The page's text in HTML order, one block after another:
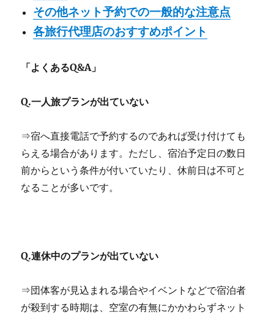
その他ネット予約での一般的な注意点
各旅行代理店のおすすめポイント
「よくあるQ&A」
Q.一人旅プランが出ていない
⇒宿へ直接電話で予約するのであれば受け付けても
らえる場合があります。ただし、宿泊予定日の数日
前からという条件が付いていたり、休前日は不可と
なることが多いです。
Q.連休中のプランが出ていない
⇒団体客が見込まれる場合やイベントなどで宿泊者
が殺到する時期は、空室の有無にかかわらずネット